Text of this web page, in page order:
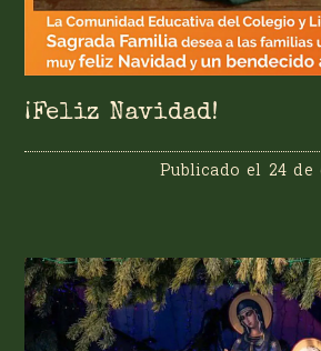
¡Feliz Navidad!
Publicado el 24 de